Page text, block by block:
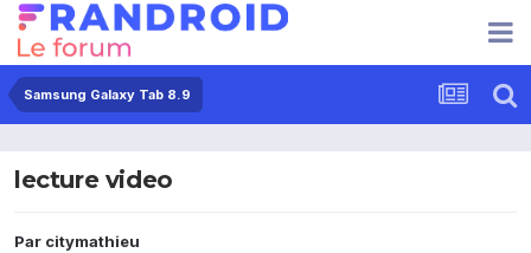
Samsung Galaxy Tab 8.9
lecture video
Par citymathieu